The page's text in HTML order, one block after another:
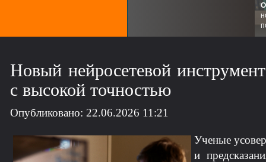
Новый нейросетевой
с высокой точностью
Опубликовано: 22.06.2026 11:21
Ученые
и